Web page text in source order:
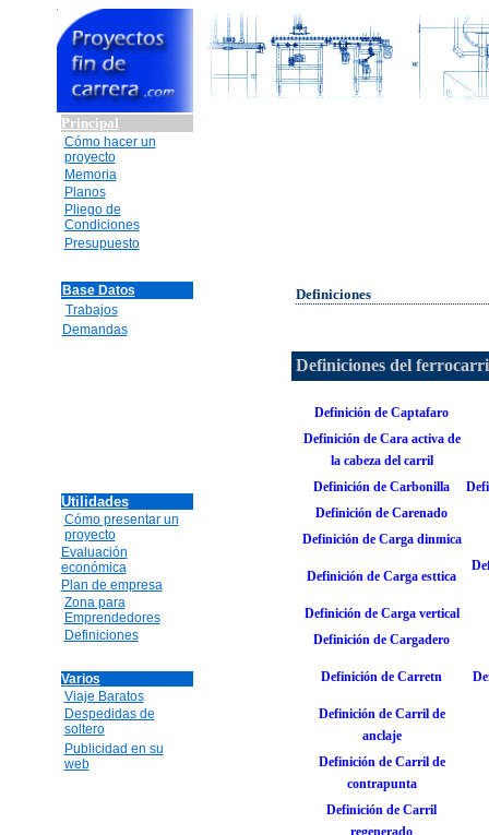
Principal
Cómo hacer un
proyecto
Memoria
Planos
Pliego de
Condiciones
Presupuesto
Base Datos
Trabajos
Demandas
Utilidades
Cómo presentar un
proyecto
Evaluación
económica
Plan de empresa
Zona para
Emprendedores
Definiciones
Varios
Viaje Baratos
Despedidas de
soltero
Publicidad en su
web
Definiciones
Definiciones del
Definición de Captafaro
Definición de Cara activa de
la cabeza del carril
Definición de Carbonilla
Definición de Carenado
Definición de Carga dinmica
Definición de Carga esttica
Definición de Carga vertical
Definición de Cargadero
Definición de Carretn
Definición de Carril de
anclaje
Definición de Carril de
contrapunta
Definición de Carril
regenerado